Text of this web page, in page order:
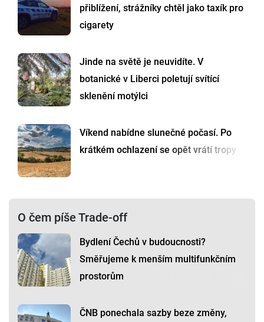
přiblížení, strážníky chtěl jako taxík pro
cigarety
Jinde na světě je neuvidíte. V
botanické v Liberci poletují svítící
sklenění motýlci
Víkend nabídne slunečné počasí. Po
krátkém ochlazení se opět vrátí tropy
O čem píše Trade-off
Bydlení Čechů v budoucnosti?
Směřujeme k menším multifunkčním
prostorům
ČNB ponechala sazby beze změny,